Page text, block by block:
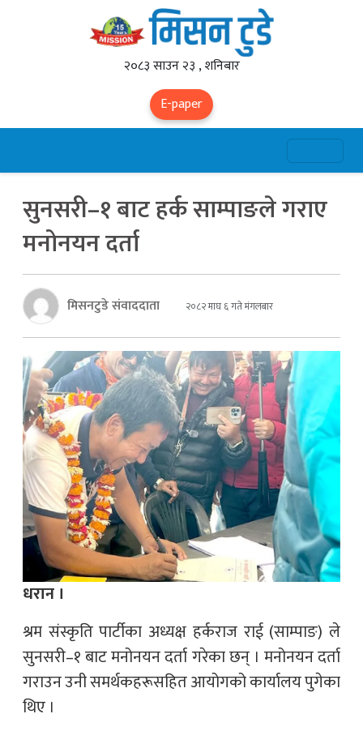
२०८३ साउन २३ , शनिबार
E-paper
सुनसरी–१ बाट हर्क साम्पाङले गराए
मनोनयन दर्ता
मिसनटुडे संवाददाता २०८२ माघ ६ गते मंगलबार
धरान ।
श्रम संस्कृति पार्टीका अध्यक्ष हर्कराज राई (साम्पाङ) ले
सुनसरी–१ बाट मनोनयन दर्ता गरेका छन् । मनोनयन दर्ता
गराउन उनी समर्थकहरूसहित आयोगको कार्यालय पुगेका
थिए ।